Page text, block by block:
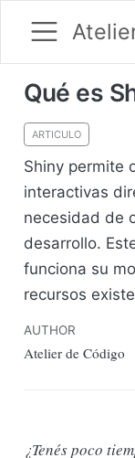
Qué es
ARTICULO
Shiny permite
interactivas
necesidad de
desarrollo.
funciona su
recursos
AUTHOR
Atelier de Código
¿Tenés poco